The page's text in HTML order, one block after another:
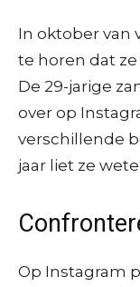
In oktober van
te horen dat
De 29-jarige
over op
verschillende
jaar liet ze
Op Instagram